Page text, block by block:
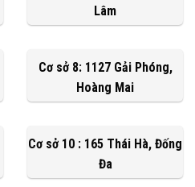
Lâm
Cơ sở 8: 1127 Gải Phóng,
Hoàng Mai
Cơ sở 10 : 165 Thái Hà, Đống
Đa